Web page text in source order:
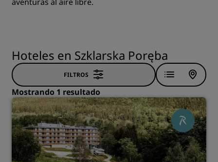
Hoteles en Szklarska Poręba
FILTROS
Mostrando 1 resultado